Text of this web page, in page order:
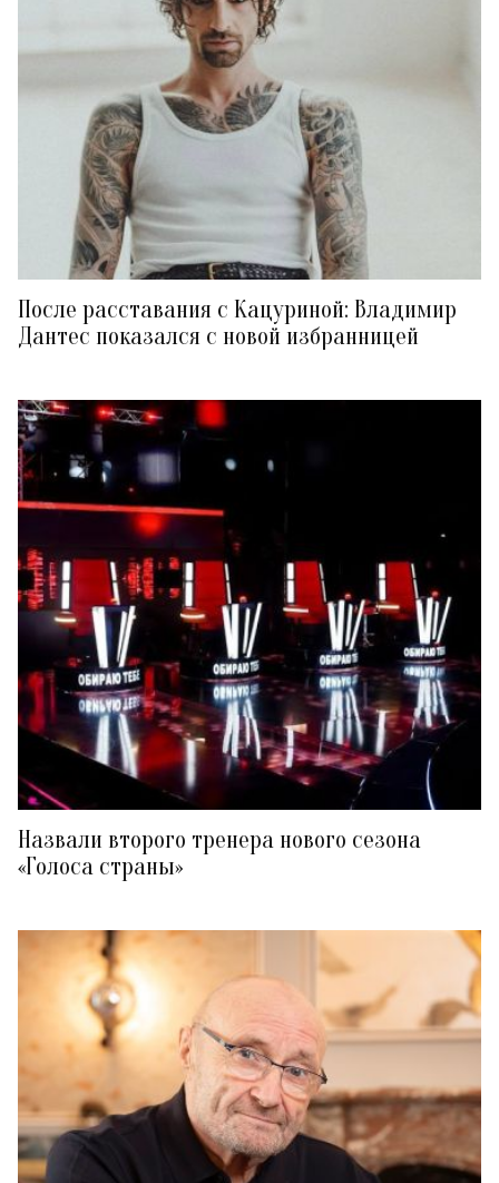
После расставания с Кацуриной: Владимир
Дантес показался с новой избранницей
Назвали второго тренера нового сезона
«Голоса страны»